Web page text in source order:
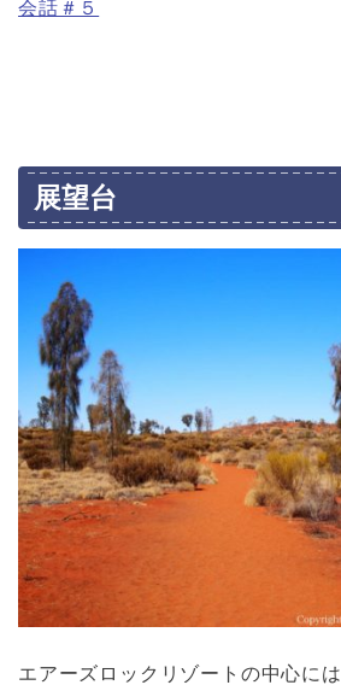
会話＃５
展望台
エアーズロックリゾートの中心には